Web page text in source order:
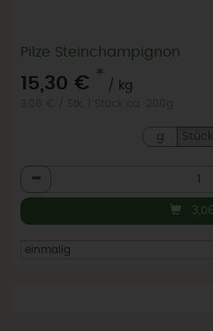
Pilze Steinchampignon
15,30 € *
/ kg
g Stück
Anzahl
3,06